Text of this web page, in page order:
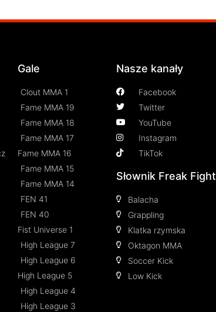
Gale
Clout MMA 1
Fame MMA 19
Fame MMA 18
Fame MMA 17
Fame MMA 16
Fame MMA 15
Fame MMA 14
FEN 41
FEN 40
Fist Universe 1
High League 7
High League 6
High League 5
High League 4
High League 3
Nasze kanały
Facebook
Twitter
YouTube
Instagram
TikTok
Słownik Freak Fight
Balacha
Grappling
Klatka rzymska
Oktagon MMA
Soccer Kick
Low Kick